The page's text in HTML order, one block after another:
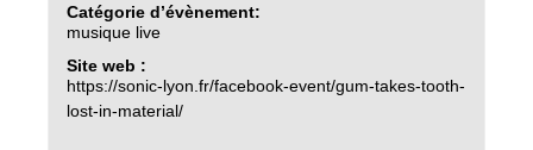
Catégorie d’évènement:
musique live
Site web :
https://sonic-lyon.fr/facebook-event/gum-takes-tooth-
lost-in-material/